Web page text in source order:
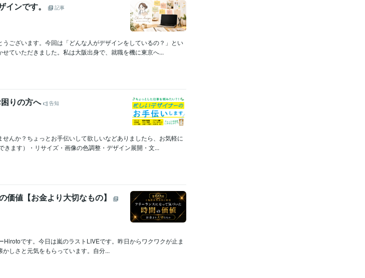
インです。
記事
ございます。今回は「どんな人がデザインをしているの？」とい
ていただきました。私は大阪出身で、就職を機に東京へ...
りの方へ
告知
んか？ちょっとお手伝いして欲しいなどありましたら、お気軽に
きます）・リサイズ・画像の色調整・デザイン展開・文...
価値【お金より大切なもの】
です。今日は嵐のラストLIVEです。昨日からワクワクが止ま
しさと元気をもらっています。自分...